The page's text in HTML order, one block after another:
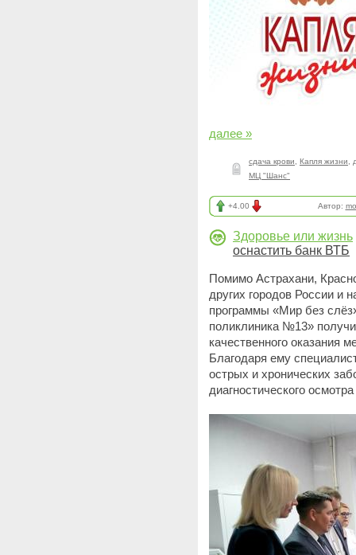
далее »
сдача крови Капля жизни
МЦ "Шанс"
+4.00 Автор:
Здоровье или жизнь
оснастить банк ВТБ
Помимо Астрахани,
других городов России и
программы «Мир без
поликлиника №13»
качественного оказания
Благодаря ему
острых и хронических
диагностического